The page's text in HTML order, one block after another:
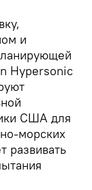
и
Hypersonic
США для
морских
развивать